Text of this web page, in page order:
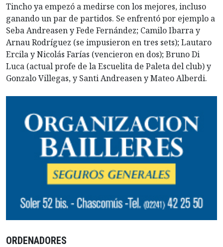
Tincho ya empezó a medirse con los mejores, incluso
ganando un par de partidos. Se enfrentó por ejemplo a
Seba Andreasen y Fede Fernández; Camilo Ibarra y
Arnau Rodríguez (se impusieron en tres sets); Lautaro
Ercila y Nicolás Farías (vencieron en dos); Bruno Di
Luca (actual profe de la Escuelita de Paleta del club) y
Gonzalo Villegas, y Santi Andreasen y Mateo Alberdi.
ORDENADORES